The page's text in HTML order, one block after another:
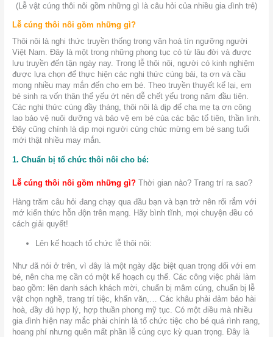
(Lễ vật cúng thôi nôi gồm những gì là câu hỏi của nhiều gia đình trẻ)
Lễ cúng thôi nôi gồm những gì?
Thôi nôi là nghi thức truyền thống trong văn hoá tín ngưỡng người
Việt Nam. Đây là một trong những phong tục có từ lâu đời và được
lưu truyền đến tận ngày nay. Trong lễ thôi nôi, người có kinh nghiệm
được lựa chọn để thực hiện các nghi thức cúng bái, tạ ơn và cầu
mong nhiều may mắn đến cho em bé. Theo truyền thuyết kể lại, em
bé sinh ra vốn thân thể yếu ớt nên dễ chết yểu trong năm đầu tiên.
Các nghi thức cúng đầy tháng, thôi nôi là dịp để cha mẹ tạ ơn công
lao bảo vệ nuôi dưỡng và bảo vệ em bé của các bậc tổ tiên, thần linh.
Đây cũng chính là dịp mọi người cùng chúc mừng em bé sang tuổi
mới thật nhiều may mắn.
1. Chuẩn bị tổ chức thôi nôi cho bé:
Lễ cúng thôi nôi gồm những gì? Thời gian nào? Trang trí ra sao?
Hàng trăm câu hỏi đang chạy qua đầu bạn và bạn trở nên rối rắm với
mớ kiến thức hỗn độn trên mạng. Hãy bình tĩnh, mọi chuyện đều có
cách giải quyết!
Lên kế hoạch tổ chức lễ thôi nôi:
Như đã nói ở trên, vì đây là một ngày đặc biệt quan trọng đối với em
bé, nên cha mẹ cần có một kế hoạch cụ thể. Các công việc phải làm
bao gồm: lên danh sách khách mời, chuẩn bị mâm cúng, chuẩn bị lễ
vật chọn nghề, trang trí tiệc, khấn văn,… Các khâu phải đảm bảo hài
hoà, đầy đủ hợp lý, hợp thuần phong mỹ tục. Có một điều mà nhiều
gia đình hiện nay mắc phải chính là tổ chức tiệc cho bé quá rình rang,
hoang phí nhưng quên mất phần lễ cúng cực kỳ quan trọng. Đây là